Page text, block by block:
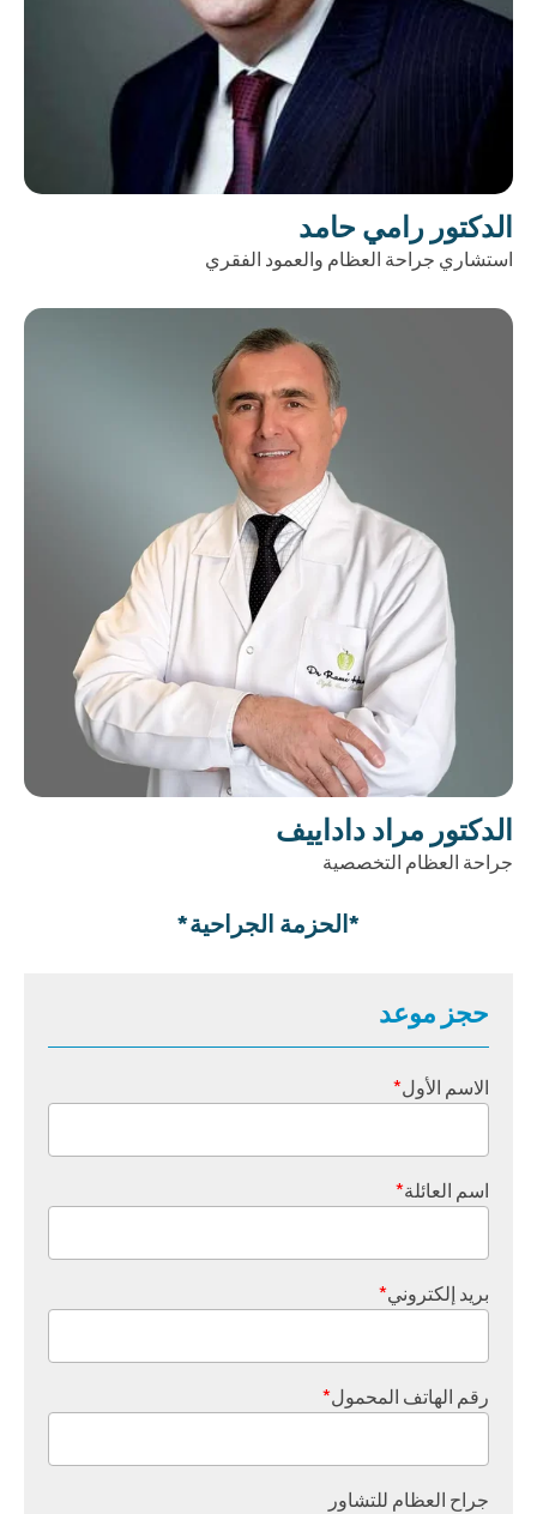
الدكتور رامي حامد
استشاري جراحة العظام والعمود الفقري
الدكتور مراد داداييف
جراحة العظام التخصصية
*الحزمة الجراحية*
حجز موعد
الاسم الأول*
اسم العائلة*
بريد إلكتروني*
رقم الهاتف المحمول*
جراح العظام للتشاور